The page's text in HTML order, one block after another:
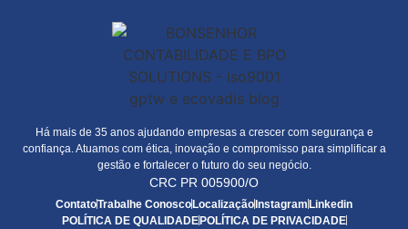
Há mais de 35 anos ajudando empresas a crescer com segurança e
confiança. Atuamos com ética, inovação e compromisso para simplificar a
gestão e fortalecer o futuro do seu negócio.
CRC PR 005900/O
ContatoTrabalhe ConoscoLocalizaçãoInstagramLinkedin
POLÍTICA DE QUALIDADEPOLÍTICA DE PRIVACIDADE